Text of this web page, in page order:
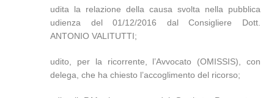
udita la relazione della causa svolta nella pubblica
udienza del 01/12/2016 dal Consigliere Dott.
ANTONIO VALITUTTI;
udito, per la ricorrente, l’Avvocato (OMISSIS), con
delega, che ha chiesto l’accoglimento del ricorso;